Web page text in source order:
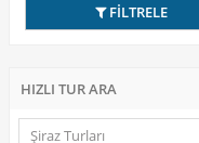
FİLTRELE
HIZLI TUR ARA